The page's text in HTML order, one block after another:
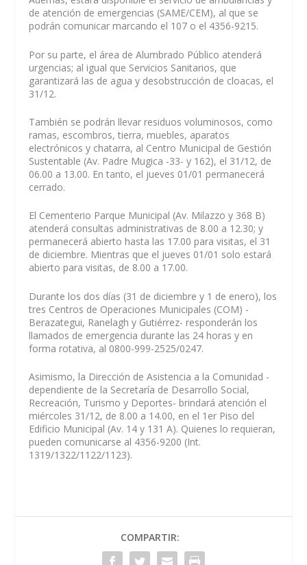
de atención de emergencias (SAME/CEM), al que se
podrán comunicar marcando el 107 o el 4356-9215.
Por su parte, el área de Alumbrado Público atenderá
urgencias; al igual que Servicios Sanitarios, que
garantizará las de agua y desobstrucción de cloacas, el
31/12.
También se podrán llevar residuos voluminosos, como
ramas, escombros, tierra, muebles, aparatos
electrónicos y chatarra, al Centro Municipal de Gestión
Sustentable (Av. Padre Mugica -33- y 162), el 31/12, de
06.00 a 13.00. En tanto, el jueves 01/01 permanecerá
cerrado.
El Cementerio Parque Municipal (Av. Milazzo y 368 B)
atenderá consultas administrativas de 8.00 a 12.30; y
permanecerá abierto hasta las 17.00 para visitas, el 31
de diciembre. Mientras que el jueves 01/01 solo estará
abierto para visitas, de 8.00 a 17.00.
Durante los dos días (31 de diciembre y 1 de enero), los
tres Centros de Operaciones Municipales (COM) -
Berazategui, Ranelagh y Gutiérrez- responderán los
llamados de emergencia durante las 24 horas y en
forma rotativa, al 0800-999-2525/0247.
Asimismo, la Dirección de Asistencia a la Comunidad -
dependiente de la Secretaría de Desarrollo Social,
Recreación, Turismo y Deportes- brindará atención el
miércoles 31/12, de 8.00 a 14.00, en el 1er Piso del
Edificio Municipal (Av. 14 y 131 A). Quienes lo requieran,
pueden comunicarse al 4356-9200 (Int.
1319/1322/1122/1123).
COMPARTIR: